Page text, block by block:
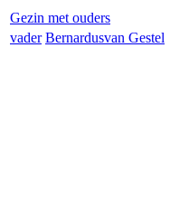
Gezin met ouders
vader Bernardusvan Gestel